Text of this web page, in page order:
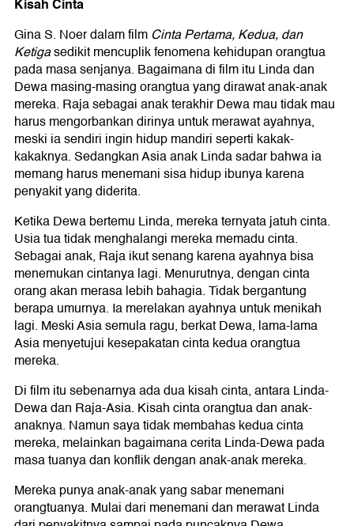
Kisah Cinta
Gina S. Noer dalam filmCinta Pertama, Kedua, dan
Ketigasedikit mencuplik fenomena kehidupan orangtua
pada masa senjanya. Bagaimana di film itu Linda dan
Dewa masing-masing orangtua yang dirawat anak-anak
mereka. Raja sebagai anak terakhir Dewa mau tidak mau
harus mengorbankan dirinya untuk merawat ayahnya,
meski ia sendiri ingin hidup mandiri seperti kakak-
kakaknya. Sedangkan Asia anak Linda sadar bahwa ia
memang harus menemani sisa hidup ibunya karena
penyakit yang diderita.
Ketika Dewa bertemu Linda, mereka ternyata jatuh cinta.
Usia tua tidak menghalangi mereka memadu cinta.
Sebagai anak, Raja ikut senang karena ayahnya bisa
menemukan cintanya lagi. Menurutnya, dengan cinta
orang akan merasa lebih bahagia. Tidak bergantung
berapa umurnya. Ia merelakan ayahnya untuk menikah
lagi. Meski Asia semula ragu, berkat Dewa, lama-lama
Asia menyetujui kesepakatan cinta kedua orangtua
mereka.
Di film itu sebenarnya ada dua kisah cinta, antara Linda-
Dewa dan Raja-Asia. Kisah cinta orangtua dan anak-
anaknya. Namun saya tidak membahas kedua cinta
mereka, melainkan bagaimana cerita Linda-Dewa pada
masa tuanya dan konflik dengan anak-anak mereka.
Mereka punya anak-anak yang sabar menemani
orangtuanya. Mulai dari menemani dan merawat Linda